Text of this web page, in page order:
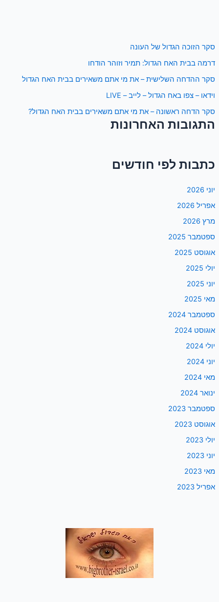
סקר הזוכה הגדול של העונה
דרמה בבית האח הגדול: תמיר וזוהר הודחו
סקר ההדחה השלישית – את מי אתם משאירים בבית האח הגדול
וידאו – צפו באח הגדול – לייב – LIVE
סקר הדחה ראשונה – את מי אתם משאירים בבית האח הגדול?
התגובות האחרונות
כתבות לפי חודשים
יוני 2026
אפריל 2026
מרץ 2026
ספטמבר 2025
אוגוסט 2025
יולי 2025
יוני 2025
מאי 2025
ספטמבר 2024
אוגוסט 2024
יולי 2024
יוני 2024
מאי 2024
ינואר 2024
ספטמבר 2023
אוגוסט 2023
יולי 2023
יוני 2023
מאי 2023
אפריל 2023